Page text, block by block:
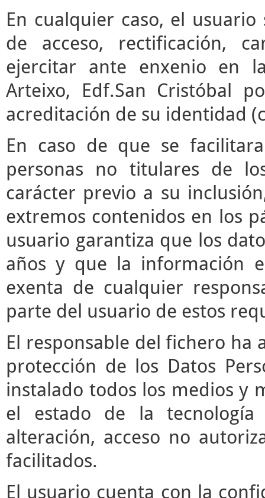
En cualquier caso, el
de acceso, rectificación,
ejercitar ante enxenio en
Arteixo, Edf.San Cristóbal
acreditación de su identidad
En caso de que se
personas no titulares de
carácter previo a su
extremos contenidos en los
usuario garantiza que los
años y que la información
exenta de cualquier
parte del usuario de estos
El responsable del fichero ha
protección de los Datos
instalado todos los medios y
el estado de la
alteración, acceso no
facilitados.
El usuario cuenta con la